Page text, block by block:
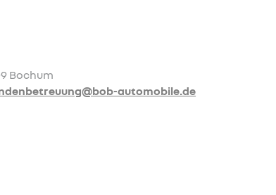
Bochum
automobile.de